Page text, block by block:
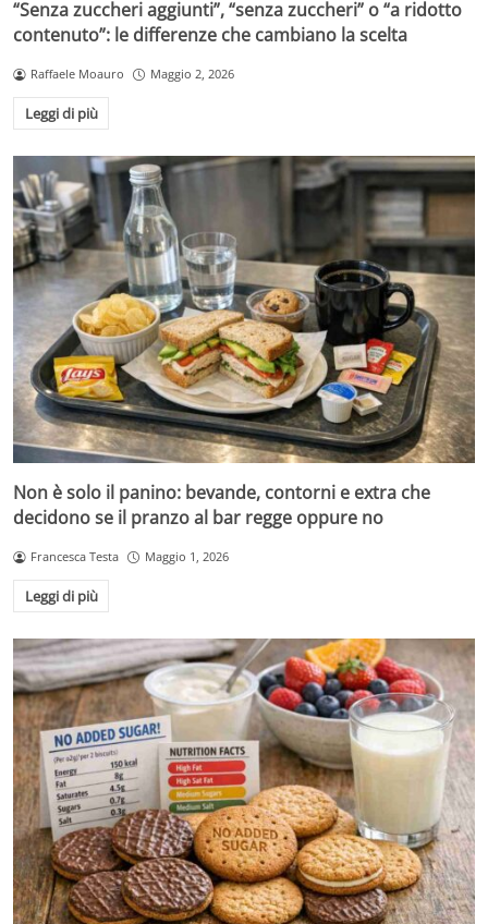
“Senza zuccheri aggiunti”, “senza zuccheri” o “a ridotto
contenuto”: le differenze che cambiano la scelta
Raffaele Moauro Maggio 2, 2026
Leggi di più
Non è solo il panino: bevande, contorni e extra che
decidono se il pranzo al bar regge oppure no
Francesca Testa Maggio 1, 2026
Leggi di più